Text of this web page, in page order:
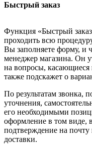
Быстрый заказ
Функция «Быстрый
проходить всю
Вы заполняете форму, и
менеджер магазина. Он
на вопросы, касающиеся
также подскажет о
По результатам звонка,
уточнения,
его необходимыми
оформление в том виде,
подтверждение на
доставки.